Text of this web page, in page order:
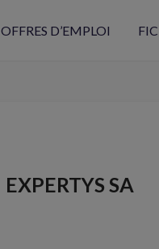
OFFRES D’EMPLOI
EXPERTYS SA